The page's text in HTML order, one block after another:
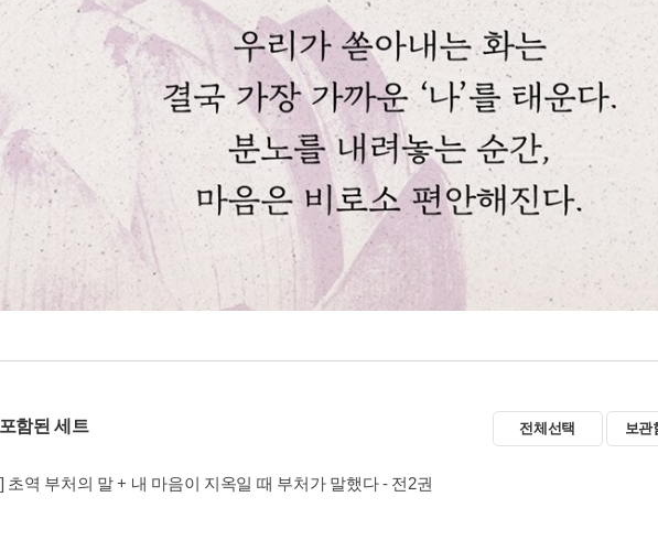
함된 세트 전체선택 보관
초역 부처의 말 + 내 마음이 지옥일 때 부처가 말했다 - 전2권